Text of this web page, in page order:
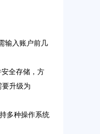
输入账户前几
全存储，方
升级为
多种操作系统